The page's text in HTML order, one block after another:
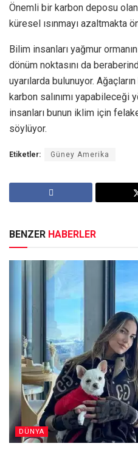
Önemli bir karbon deposu
küresel ısınmayı azaltmakta
Bilim insanları yağmur
dönüm noktasını da
uyarılarda bulunuyor.
karbon salınımı yapabileceği
insanları bunun iklim için
söylüyor.
Etiketler: Güney Amerika
BENZER HABERLER
DÜNYA